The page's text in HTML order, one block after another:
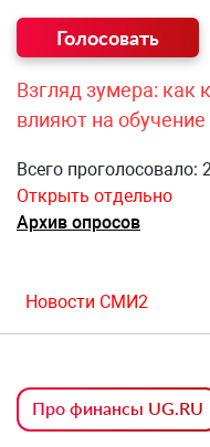
Взгляд зумера: как
влияют на обучение
Всего проголосовало:
Открыть отдельно
Архив опросов
Новости СМИ2
Про финансы UG.RU